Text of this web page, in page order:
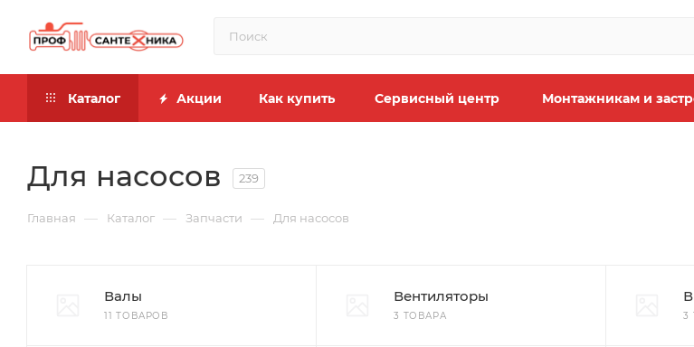
Каталог Акции Как купить Сервисный центр Монтажникам и
Для насосов 239
Главная — Каталог — Запчасти — Для насосов
Валы
11 ТОВАРОВ
Вентиляторы
3 ТОВАРА 3